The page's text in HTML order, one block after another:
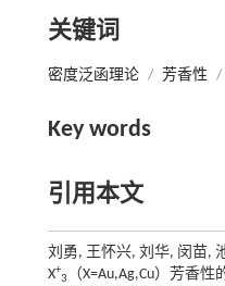
关键词
密度泛函理论 / 芳香性 /
Key words
引用本文
刘勇, 王怀兴, 刘华, 闵苗,
X+
3 （X=Au,Ag,Cu）芳香性